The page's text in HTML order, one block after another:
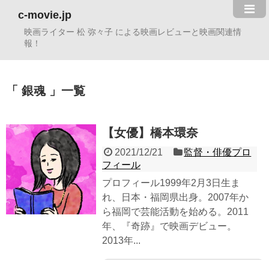
c-movie.jp
映画ライター 松 弥々子 による映画レビューと映画関連情
報！
銀魂 一覧
【女優】橋本環奈
2021/12/21
監督・俳優プロ
フィール
プロフィール1999年2月3日生ま
れ、日本・福岡県出身。2007年か
ら福岡で芸能活動を始める。2011
年、『奇跡』で映画デビュー。
2013年...